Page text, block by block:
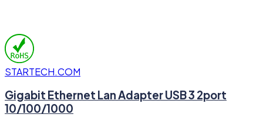
STARTECH.COM
Gigabit Ethernet Lan Adapter USB 3 2port
10/100/1000